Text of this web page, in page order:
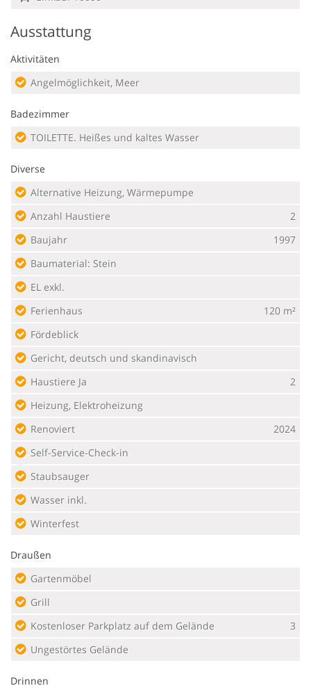
Ausstattung
Aktivitäten
Angelmöglichkeit, Meer
Badezimmer
TOILETTE. Heißes und kaltes Wasser
Diverse
Alternative Heizung, Wärmepumpe
Anzahl Haustiere
2
Baujahr
1997
Baumaterial: Stein
EL exkl.
Ferienhaus
120 m²
Fördeblick
Gericht, deutsch und skandinavisch
Haustiere Ja
2
Heizung, Elektroheizung
Renoviert
2024
Self-Service-Check-in
Staubsauger
Wasser inkl.
Winterfest
Draußen
Gartenmöbel
Grill
Kostenloser Parkplatz auf dem Gelände
3
Ungestörtes Gelände
Drinnen